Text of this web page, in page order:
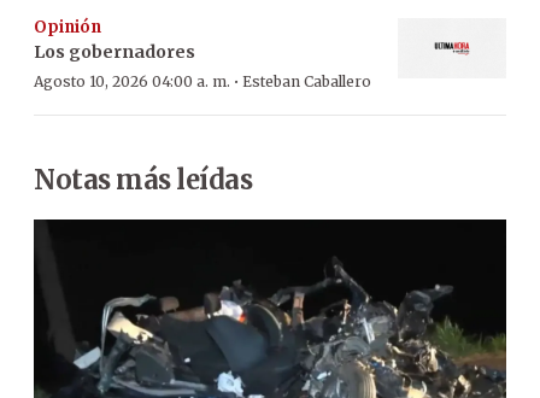
Opinión
Los gobernadores
Agosto 10, 2026 04:00 a. m. · Esteban Caballero
Notas más leídas